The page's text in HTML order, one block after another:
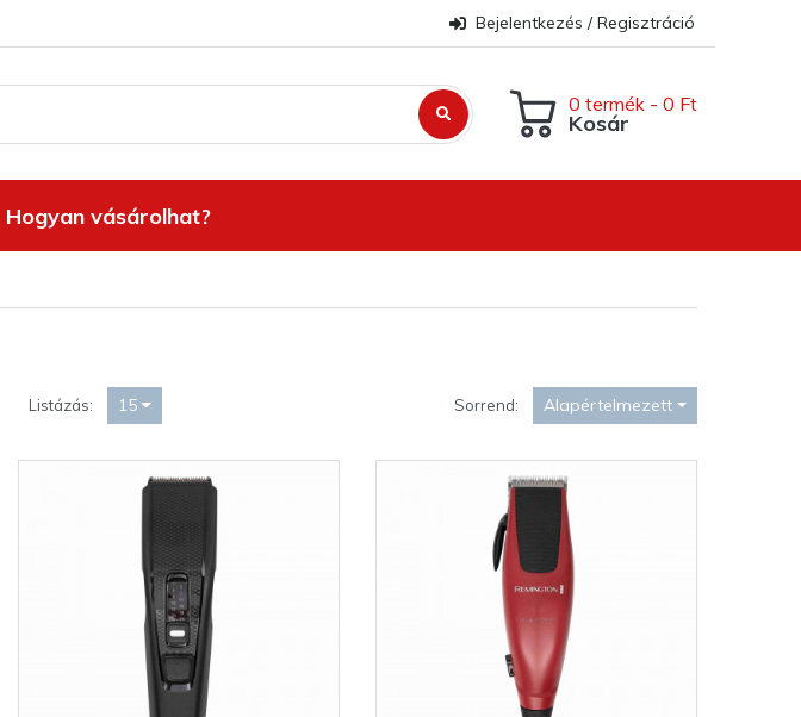
Bejelentkezés / Regisztráció
Kosár
0 termék - 0 Ft
Hogyan vásárolhat?
Listázás: 15 Sorrend: Alapértelmezett